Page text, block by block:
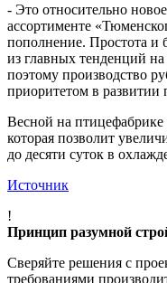
- Это относительно
ассортименте
пополнение. Простота и
из главных тенденций
поэтому производство
приоритетом в развитии
Весной на
которая позволит
до десяти суток в
Источник
!
Принцип разумной
Сверяйте решения с
требованиями